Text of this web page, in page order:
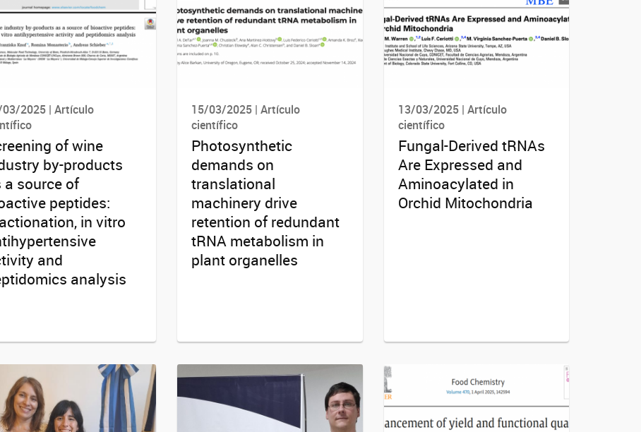
2025 | Artículo
of wine
by-products
a source of
peptides:
in vitro
and
analysis
15/03/2025 | Artículo
científico
Photosynthetic
demands on
translational
machinery drive
retention of redundant
tRNA metabolism in
plant organelles
13/03/2025 | Artículo
científico
Fungal-Derived tRNAs
Are Expressed and
Aminoacylated in
Orchid Mitochondria